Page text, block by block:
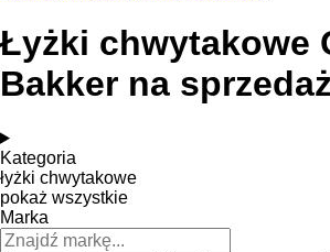
Łyżki chwytakowe
Bakker na sprzedaż
Kategoria
łyżki chwytakowe
pokaż wszystkie
Marka